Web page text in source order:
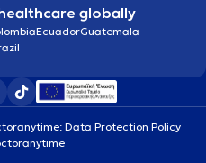
globally
EcuadorGuatemala
Data Protection Policy